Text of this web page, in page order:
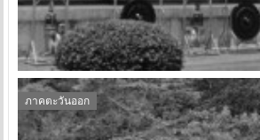
ภาคตะวันออก